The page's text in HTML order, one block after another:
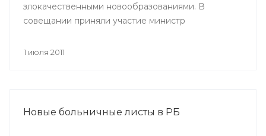
злокачественными новообразованиями. В
совещании приняли участие министр
охраны здоровья материнства и детства
1 июля 2011
Новые больничные листы в РБ